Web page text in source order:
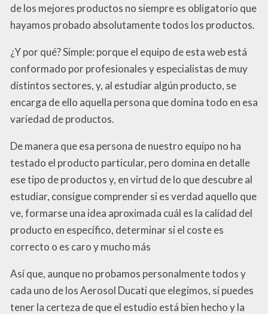
de los mejores productos no siempre es obligatorio que
hayamos probado absolutamente todos los productos.
¿Y por qué? Simple: porque el equipo de esta web está
conformado por profesionales y especialistas de muy
distintos sectores, y, al estudiar algún producto, se
encarga de ello aquella persona que domina todo en esa
variedad de productos.
De manera que esa persona de nuestro equipo no ha
testado el producto particular, pero domina en detalle
ese tipo de productos y, en virtud de lo que descubre al
estudiar, consigue comprender si es verdad aquello que
ve, formarse una idea aproximada cuál es la calidad del
producto en específico, determinar si el coste es
correcto o es caro y mucho más
Así que, aunque no probamos personalmente todos y
cada uno de los Aerosol Ducati que elegimos, sí puedes
tener la certeza de que el estudio está bien hecho y la